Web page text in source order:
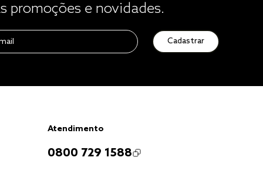
promoções e novidades.
Cadastrar
Atendimento
0800 729 1588